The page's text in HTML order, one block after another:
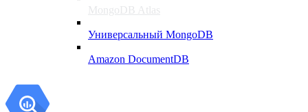
MongoDB Atlas
Универсальный MongoDB
Amazon DocumentDB